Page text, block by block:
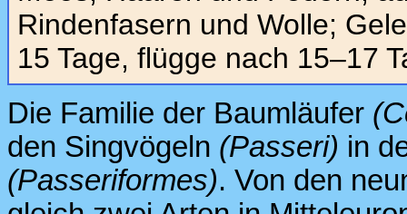
Rindenfasern und Wolle;
15 Tage, flügge nach 15–17
Die Familie der Baumläufer
den Singvögeln (Passeri) in
(Passeriformes). Von den